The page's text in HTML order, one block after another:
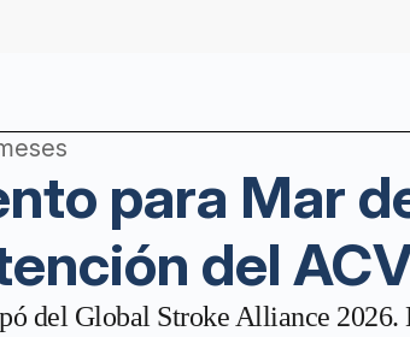
para Mar
del
del Global Stroke Alliance